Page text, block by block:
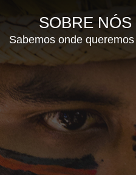
SOBRE NÓS
Sabemos onde